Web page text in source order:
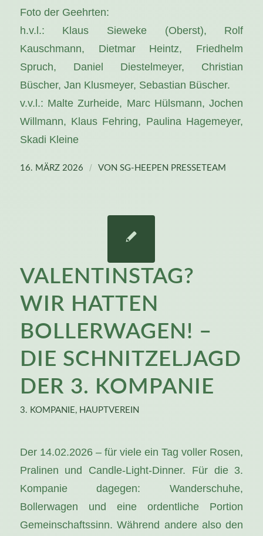
Foto der Geehrten:
h.v.l.: Klaus Sieweke (Oberst), Rolf
Kauschmann, Dietmar Heintz, Friedhelm
Spruch, Daniel Diestelmeyer, Christian
Büscher, Jan Klusmeyer, Sebastian Büscher.
v.v.l.: Malte Zurheide, Marc Hülsmann, Jochen
Willmann, Klaus Fehring, Paulina Hagemeyer,
Skadi Kleine
16. MÄRZ 2026 / VON SG-HEEPEN PRESSETEAM
VALENTINSTAG?
WIR HATTEN
BOLLERWAGEN! –
DIE SCHNITZELJAGD
DER 3. KOMPANIE
3. KOMPANIE, HAUPTVEREIN
Der 14.02.2026 – für viele ein Tag voller Rosen,
Pralinen und Candle-Light-Dinner. Für die 3.
Kompanie dagegen: Wanderschuhe,
Bollerwagen und eine ordentliche Portion
Gemeinschaftssinn. Während andere also den